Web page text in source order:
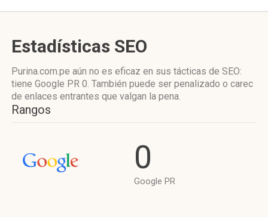
Estadísticas SEO
Purina.com.pe aún no es eficaz en sus tácticas de SEO:
tiene Google PR 0. También puede ser penalizado o carec
de enlaces entrantes que valgan la pena.
Rangos
0
Google PR